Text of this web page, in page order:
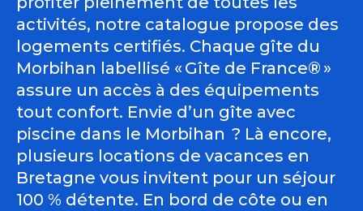
activités, notre catalogue propose des
logements certifiés. Chaque gîte du
Morbihan labellisé « Gîte de France® »
assure un accès à des équipements
tout confort. Envie d’un gîte avec
piscine dans le Morbihan ? Là encore,
plusieurs locations de vacances en
Bretagne vous invitent pour un séjour
100 % détente. En bord de côte ou en